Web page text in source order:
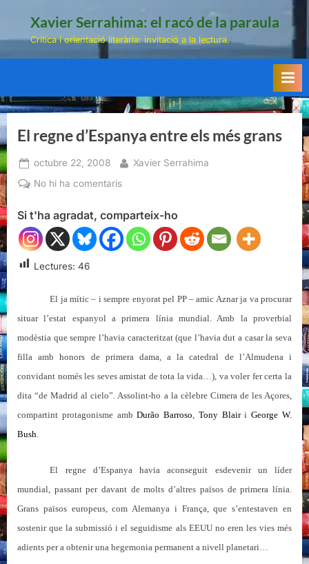
Xavier Serrahima: el racó de la paraula
Crítica i orientació literària: invitació a la lectura.
El regne d’Espanya entre els més grans
Posted
on
octubre 22, 2008 By
Xavier Serrahima
No hi ha comentarisa
regne
d’Espanya
entre
Si t'ha agradat, comparteix-ho
Lectures: 46
El ja mític – i sempre enyorat pel PP – amic Aznar ja va procurar
situar l’estat espanyol a primera línia mundial. Amb la proverbial
modèstia que sempre l’havia caracteritzat (que l’havia dut a casar la seva
filla amb honors de primera dama, a la catedral de l’Almudena i
convidant només les seves amistat de tota la vida…), va voler fer certa la
dita “de Madrid al cielo”. Assolint-ho a la cèlebre Cimera de les Açores,
compartint protagonisme ambDurão Barroso, Tony BlairiGeorge W.
Bush.
El regne d’Espanya havia aconseguit esdevenir un líder
mundial, passant per davant de molts d’altres països de primera línia.
Grans països europeus, com Alemanya i França, que s’entestaven en
sostenir que la submissió i el seguidisme als EEUU no eren les vies més
adients per a obtenir una hegemonia permanent a nivell planetari…